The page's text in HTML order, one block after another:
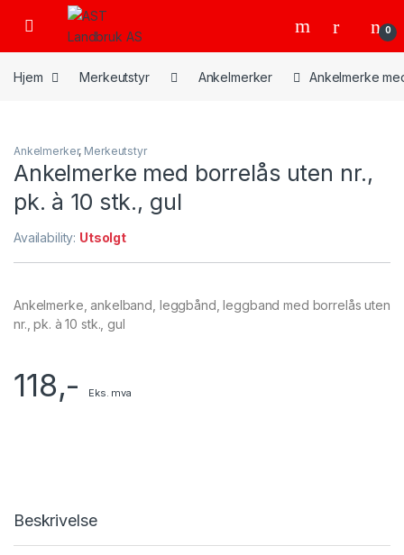
Skip to navigation
Skip to content
Open 0
Hjem Merkeutstyr Ankelmerker Ankelmerke
Ankelmerker, Merkeutstyr
Ankelmerke med borrelås uten nr.,
pk. à 10 stk., gul
Availability: Utsolgt
Ankelmerke, ankelband, leggbånd, leggband med borrelås uten
nr., pk. à 10 stk., gul
118,- Eks. mva
Beskrivelse